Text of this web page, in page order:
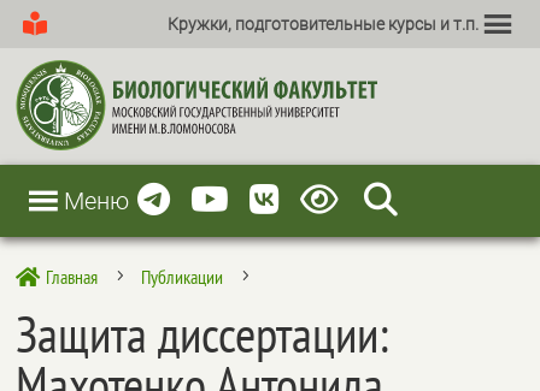
Кружки, подготовительные курсы и т.п.
Меню
 Главная 5 Публикации 5
Защита диссертации: